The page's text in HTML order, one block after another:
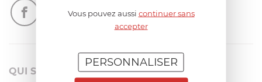
QUI SOMMES-NOUS?
Vous pouvez aussi continuer sans
accepter
PERSONNALISER